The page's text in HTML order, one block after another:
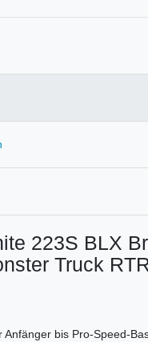
223S BLX
Truck
Anfänger bis Pro-Speed-